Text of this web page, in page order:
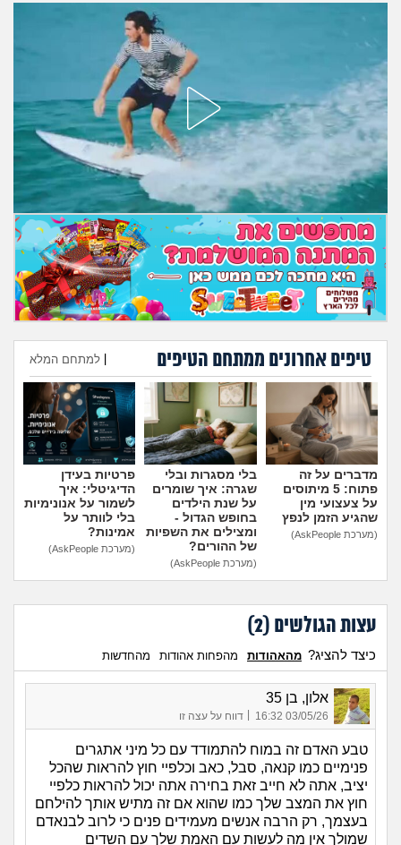
לימודים וסטודנטים
עבודה וקריירה
חברים ואנשים
בית, שכנים ושותפים
מה שעובר עליי
שומרים על הגוף
פיננסי וכלכלה
בין הסדינים
חיות מחמד
יוקר המחיה
גאווה
טיפים אחרונים ממתחם הטיפים למתחם המלא
הוספת טיפ
מדברים על זה
פתוח: 5 מיתוסים
על צעצועי מין
שהגיע הזמן לנפץ
(מערכת AskPeople)
בלי מסגרות ובלי
שגרה: איך שומרים
על שנת הילדים
בחופש הגדול -
ומצילים את השפיות
של ההורים?
(מערכת AskPeople)
פרטיות בעידן
הדיגיטלי: איך
לשמור על אנונימיות
בלי לוותר על
אמינות?
(מערכת AskPeople)
עצות הגולשים (2
)
כיצד להציג? מהאהודות מהפחות אהודות מהחדשות
אלון, בן 35
03/05/26 16:32 דווח על עצה זו
טבע האדם זה במוח להתמודד עם כל מיני אתגרים
פנימיים כמו קנאה, סבל, כאב וכלפיי חוץ להראות שהכל
יציב, אתה לא חייב זאת בחירה אתה יכול להראות כלפיי
חוץ את המצב שלך כמו שהוא אם זה מתיש אותך להילחם
בעצמך, רק הרבה אנשים מעמידים פנים כי לרוב לבנאדם
שמולך אין מה לעשות עם האמת שלך עם השדים